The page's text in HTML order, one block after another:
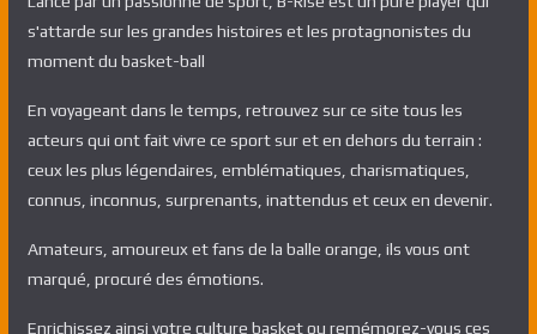
s'attarde sur les grandes histoires et les protagnonistes du
moment du basket-ball
En voyageant dans le temps, retrouvez sur ce site tous les
acteurs qui ont fait vivre ce sport sur et en dehors du terrain :
ceux les plus légendaires, emblématiques, charismatiques,
connus, inconnus, surprenants, inattendus et ceux en devenir.
Amateurs, amoureux et fans de la balle orange, ils vous ont
marqué, procuré des émotions.
Enrichissez ainsi votre culture basket ou remémorez-vous ces